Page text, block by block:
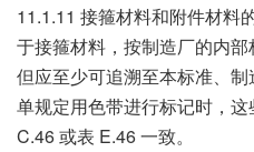
11.1.11 接箍材料和附件材料
于接箍材料，按制造厂的内部
但应至少可追溯至本标准、
单规定用色带进行标记时，
C.46 或表 E.46 一致。